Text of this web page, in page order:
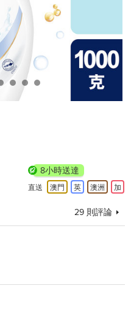
8小時送達
直送 澳門 英 澳洲 加
29 則評論